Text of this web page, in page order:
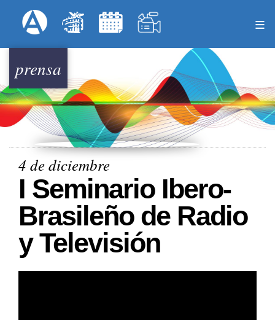
al
Menú Superior
prensa
4 de diciembre
I Seminario Ibero-
Brasileño de Radio
y Televisión